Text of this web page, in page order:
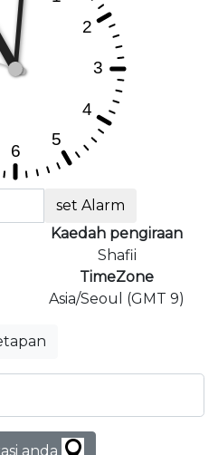
set Alarm
Kaedah pengiraan
Shafii
TimeZone
Asia/Seoul (GMT 9)
anda